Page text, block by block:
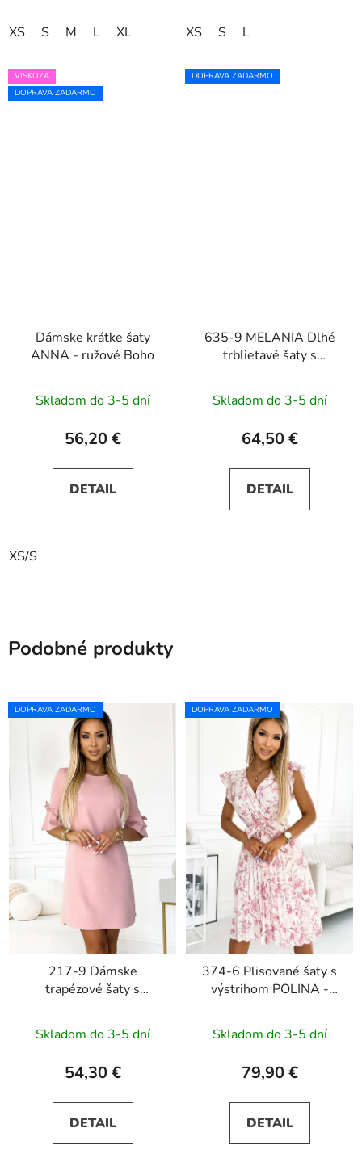
XS S M L XL XS S L
VISKÓZA
DOPRAVA ZADARMO
Dámske krátke šaty
ANNA - ružové Boho
Skladom do 3-5 dní
56,20 €
DETAIL
XS/S
DOPRAVA ZADARMO
635-9 MELANIA Dlhé
trblietavé šaty s
rukávmi - béžové
Skladom do 3-5 dní
64,50 €
DETAIL
Podobné produkty
DOPRAVA ZADARMO
217-9 Dámske
trapézové šaty s
púdrovo rúžové s
trblietkami
Skladom do 3-5 dní
54,30 €
DETAIL
DOPRAVA ZADARMO
374-6 Plisované šaty s
výstrihom POLINA -
Skladom do 3-5 dní
79,90 €
DETAIL